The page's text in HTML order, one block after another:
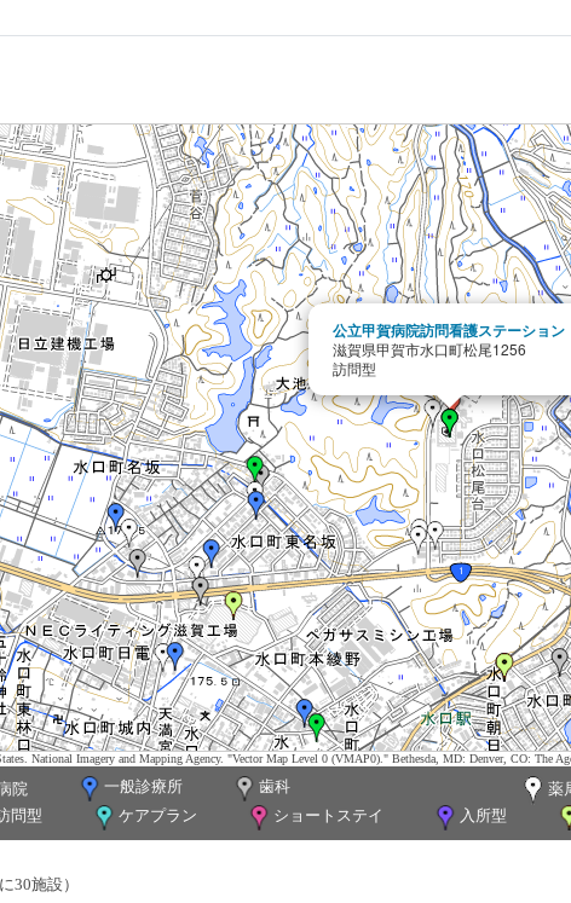
公立甲賀病院訪問看護ステーション
滋賀県甲賀市水口町松尾1256
訪問型
National Imagery and Mapping Agency. "Vector Map Level 0 (VMAP0)." Bethesda, MD: Denver, CO: The
院 一般診療所 歯科
薬
問型
ケアプラン ショートステイ 入所型
30施設）